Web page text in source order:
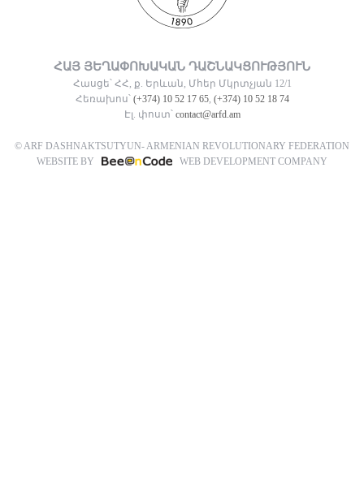
ՀԱՅ ՅԵՂԱՓՈԽԱԿԱՆ ԴԱՇՆԱԿՑՈՒԹՅՈՒՆ
Հասցե՝ ՀՀ, ք. Երևան, Մհեր Մկրտչյան 12/1
Հեռախոս՝ (+374) 10 52 17 65, (+374) 10 52 18 74
Էլ. փոստ՝ contact@arfd.am
© ARF DASHNAKTSUTYUN- ARMENIAN REVOLUTIONARY FEDERATION
WEBSITE BY
WEB DEVELOPMENT COMPANY